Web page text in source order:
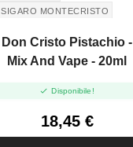
SIGARO MONTECRISTO
Don Cristo Pistachio -
Mix And Vape - 20ml
 Disponibile!
18,45 €